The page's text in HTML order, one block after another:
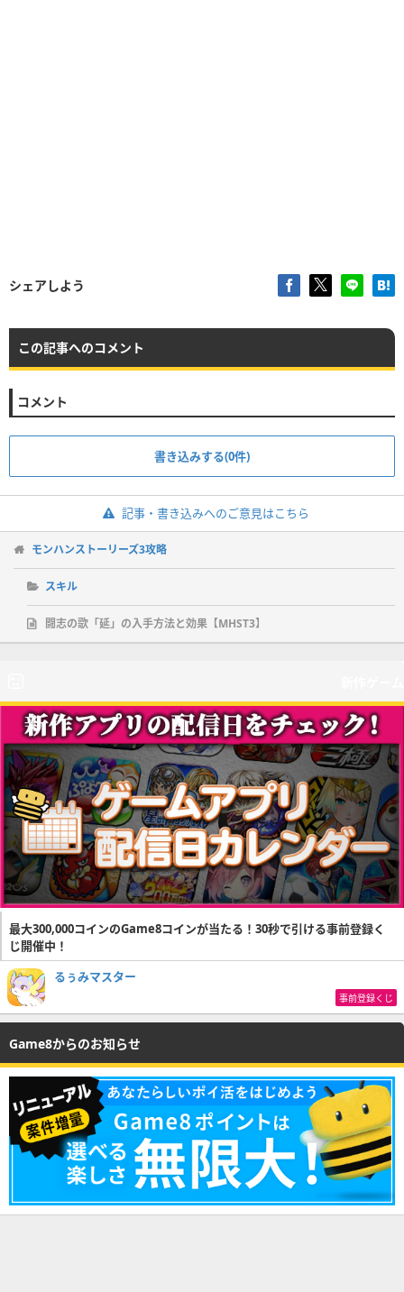
シェアしよう
この記事へのコメント
コメント
書き込みする(0件)
記事・書き込みへのご意見はこちら
モンハンストーリーズ3攻略
スキル
闘志の歌「延」の入手方法と効果【MHST3】
最大300,000コインのGame8コインが当たる！30秒で引ける事前登録く
じ開催中！
るぅみマスター
事前登録くじ
Game8からのお知らせ